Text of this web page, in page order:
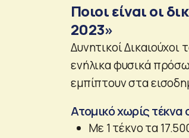
Ποιοι είναι οι
2023»
Δυνητικοί
ενήλικα φυσικά
εμπίπτουν στα
Ατομικό χωρίς
Με 1 τέκνο τα